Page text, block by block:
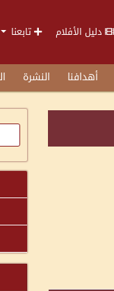
دليل الأفلام تابعنا
أهدافنا النشرة